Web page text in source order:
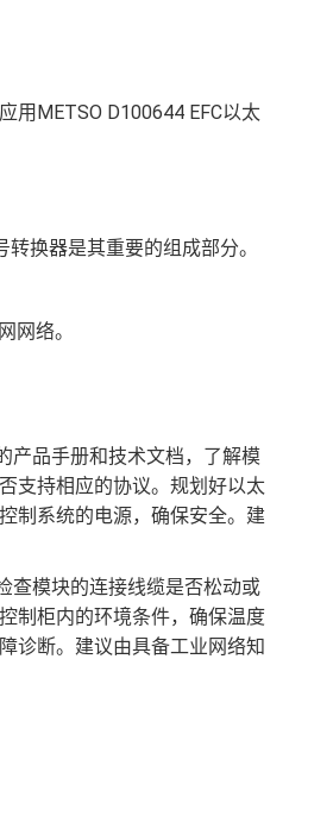
用METSO D100644 EFC以太
换器是其重要的组成部分。
网络。
产品手册和技术文档，了解模
支持相应的协议。规划好以太
制系统的电源，确保安全。建
查模块的连接线缆是否松动或
制柜内的环境条件，确保温度
诊断。建议由具备工业网络知